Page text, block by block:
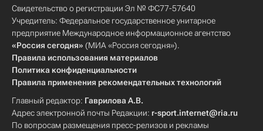
Свидетельство о регистрации Эл № ФС77-57640
Учредитель: Федеральное государственное унитарное
предприятие Международное информационное агентство
«Россия сегодня» (МИА «Россия сегодня»).
Правила использования материалов
Политика конфиденциальности
Правила применения рекомендательных технологий
Главный редактор: Гаврилова А.В.
Адрес электронной почты Редакции: r-sport.internet@ria.ru
По вопросам размещения пресс-релизов и рекламы